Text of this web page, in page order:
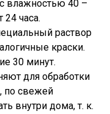
влажностью 40 –
часа.
раствор
краски.
30 минут.
для обработки
по свежей
внутри дома, т. к.